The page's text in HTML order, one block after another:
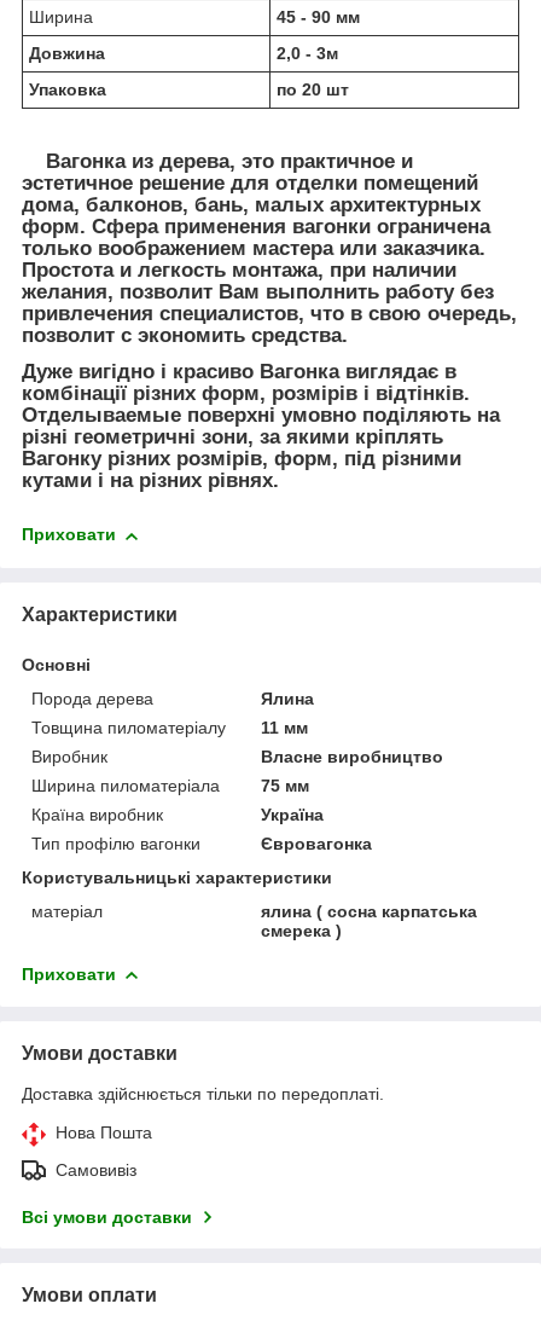
Ширина
45 - 90 мм
Довжина
2,0 - 3м
Упаковка
по 20 шт
Вагонка из дерева, это практичное и
эстетичное решение для отделки помещений
дома, балконов, бань, малых архитектурных
форм. Сфера применения вагонки ограничена
только воображением мастера или заказчика.
Простота и легкость монтажа, при наличии
желания, позволит Вам выполнить работу без
привлечения специалистов, что в свою очередь,
позволит с экономить средства.
Дуже вигідно і красиво Вагонка виглядає в
комбінації різних форм, розмірів і відтінків.
Отделываемые поверхні умовно поділяють на
різні геометричні зони, за якими кріплять
Вагонку різних розмірів, форм, під різними
кутами і на різних рівнях.
Приховати
Характеристики
Основні
Порода дерева
Ялина
Товщина пиломатеріалу
11 мм
Виробник
Власне виробництво
Ширина пиломатеріала
75 мм
Країна виробник
Україна
Тип профілю вагонки
Євровагонка
Користувальницькі характеристики
матеріал
ялина ( сосна карпатська
смерека )
Приховати
Умови доставки
Доставка здійснюється тільки по передоплаті.
Нова Пошта
Самовивіз
Всі умови доставки
Умови оплати